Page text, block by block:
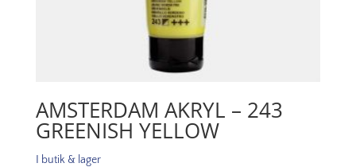
AMSTERDAM AKRYL – 243
GREENISH YELLOW
I butik & lager